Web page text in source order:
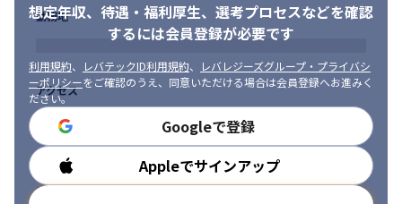
想定年収、待遇・福利厚生、 選考プロセスなどを確認
するには会員登録が必要です
利用規約、 レバテックID利用規約、
レバレジーズグループ・プライバシ
ーポリシーをご確認のうえ、同意いただける場合は会員登録へお進みく
ださい。
Googleで登録
Appleでサインアップ
勤務地
アクセス
勤務時間